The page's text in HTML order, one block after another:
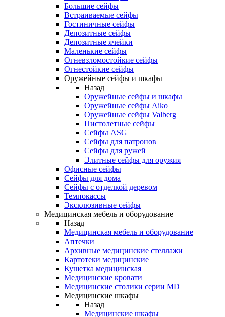
Большие сейфы
Встраиваемые сейфы
Гостиничные сейфы
Депозитные сейфы
Депозитные ячейки
Маленькие сейфы
Огневзломостойкие сейфы
Огнестойкие сейфы
Оружейные сейфы и шкафы
Назад
Оружейные сейфы и шкафы
Оружейные сейфы Aiko
Оружейные сейфы Valberg
Пистолетные сейфы
Сейфы ASG
Сейфы для патронов
Сейфы для ружей
Элитные сейфы для оружия
Офисные сейфы
Сейфы для дома
Сейфы с отделкой деревом
Темпокассы
Эксклюзивные сейфы
Медицинская мебель и оборудование
Назад
Медицинская мебель и оборудование
Аптечки
Архивные медицинские стеллажи
Картотеки медицинские
Кушетка медицинская
Медицинские кровати
Медицинские столики серии MD
Медицинские шкафы
Назад
Медицинские шкафы